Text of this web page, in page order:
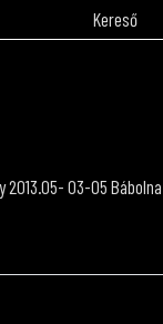
Kereső
2013.05- 03-05 Bábolna